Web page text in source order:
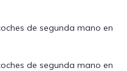
de segunda mano en
de segunda mano en